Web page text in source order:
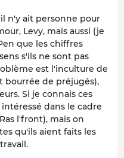
n'y ait personne pour
Levy, mais aussi (je
que les chiffres
s'ils ne sont pas
est l'inculture de
bourrée de préjugés),
Si je connais ces
dans le cadre
l'front), mais on
qu'ils aient faits les